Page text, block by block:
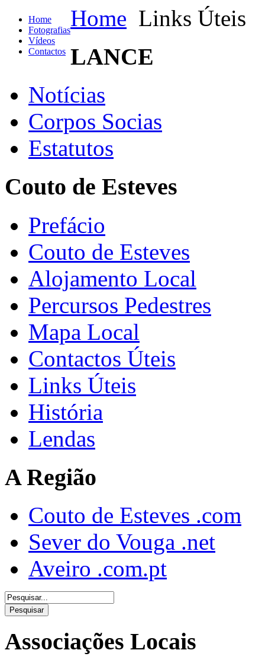
Home
Fotografias
Vídeos
Contactos
Home Links Úteis
LANCE
Notícias
Corpos Socias
Estatutos
Couto de Esteves
Prefácio
Couto de Esteves
Alojamento Local
Percursos Pedestres
Mapa Local
Contactos Úteis
Links Úteis
História
Lendas
A Região
Couto de Esteves .com
Sever do Vouga .net
Aveiro .com.pt
Associações Locais